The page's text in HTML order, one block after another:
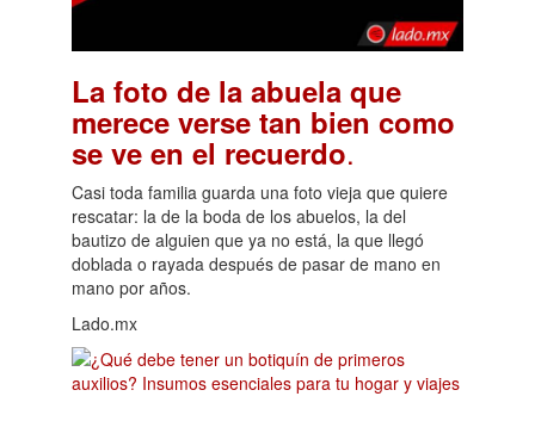
La foto de la abuela que
merece verse tan bien como
se ve en el recuerdo.
Casi toda familia guarda una foto vieja que quiere
rescatar: la de la boda de los abuelos, la del
bautizo de alguien que ya no está, la que llegó
doblada o rayada después de pasar de mano en
mano por años.
Lado.mx